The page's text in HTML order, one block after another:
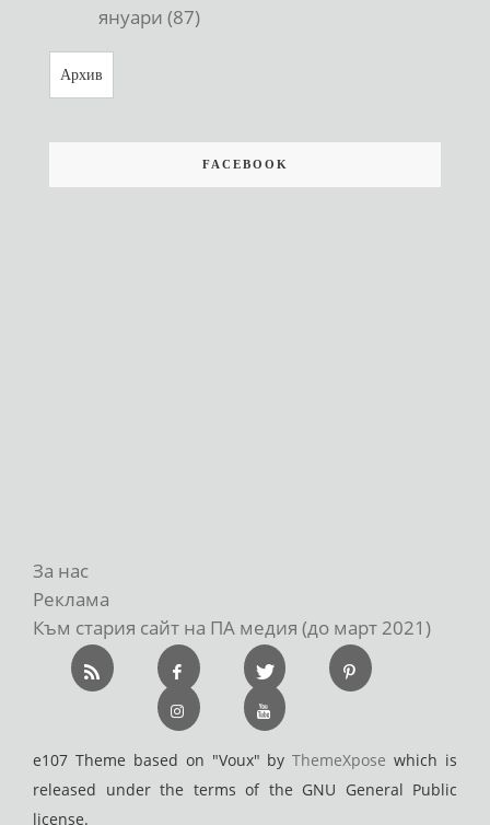
януари (87)
Архив
FACEBOOK
За нас
Реклама
Към стария сайт на ПА медия (до март 2021)
e107 Theme based on "Voux" byThemeXpose which is
released under the terms of the GNU General Public
license.